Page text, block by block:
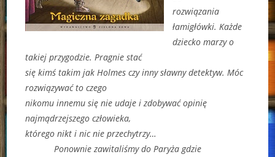
rozwiązania
łamigłówki. Każde
dziecko marzy o
takiej przygodzie. Pragnie stać
się kimś takim jak Holmes czy inny sławny detektyw. Móc
rozwiązywać to czego
nikomu innemu się nie udaje i zdobywać opinię
najmądrzejszego człowieka,
którego nikt i nic nie przechytrzy…
Ponownie zawitaliśmy do Paryża gdzie